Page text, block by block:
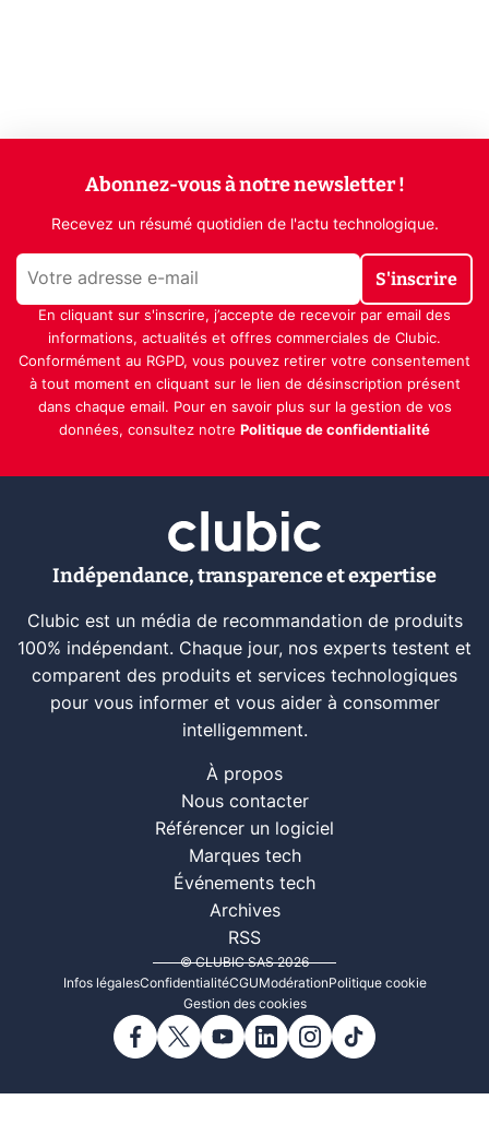
Abonnez-vous à notre newsletter !
Recevez un résumé quotidien de l'actu technologique.
S'inscrire
En cliquant sur s'inscrire, j’accepte de recevoir par email des
informations, actualités et offres commerciales de Clubic.
Conformément au RGPD, vous pouvez retirer votre consentement
à tout moment en cliquant sur le lien de désinscription présent
dans chaque email. Pour en savoir plus sur la gestion de vos
données, consultez notre Politique de confidentialité
Indépendance, transparence et expertise
Clubic est un média de recommandation de produits
100% indépendant. Chaque jour, nos experts testent et
comparent des produits et services technologiques
pour vous informer et vous aider à consommer
intelligemment.
À propos
Nous contacter
Référencer un logiciel
Marques tech
Événements tech
Archives
RSS
© CLUBIC SAS 2026
Infos légalesConfidentialitéCGUModérationPolitique cookie
Gestion des cookies